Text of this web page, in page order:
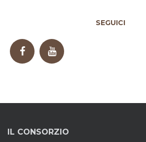
SEGUICI
IL CONSORZIO